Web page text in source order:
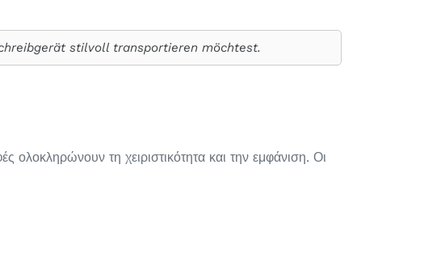
stilvoll transportieren möchtest.
τη χειριστικότητα και την εμφάνιση. Οι